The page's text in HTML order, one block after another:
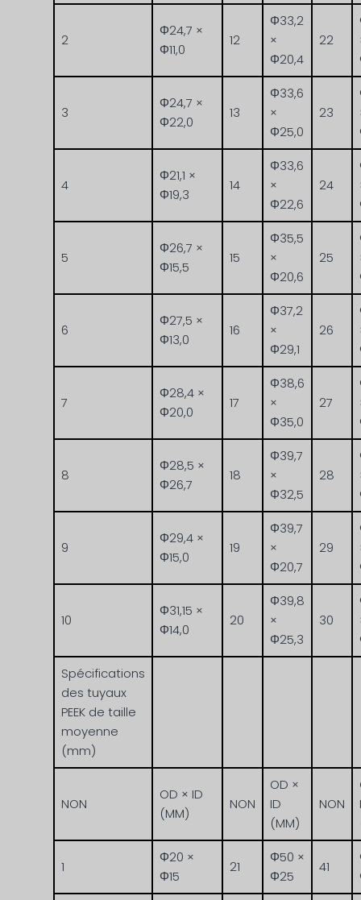
2
Φ24,7 ×
Φ11,0
12
Φ33,2
×
Φ20,4
22
3
Φ24,7 ×
Φ22,0
13
Φ33,6
×
Φ25,0
23
4
Φ21,1 ×
Φ19,3
14
Φ33,6
×
Φ22,6
24
5
Φ26,7 ×
Φ15,5
15
Φ35,5
×
Φ20,6
25
6
Φ27,5 ×
Φ13,0
16
Φ37,2
×
Φ29,1
26
7
Φ28,4 ×
Φ20,0
17
Φ38,6
×
Φ35,0
27
8
Φ28,5 ×
Φ26,7
18
Φ39,7
×
Φ32,5
28
9
Φ29,4 ×
Φ15,0
19
Φ39,7
×
Φ20,7
29
10
Φ31,15 ×
Φ14,0
20
Φ39,8
×
Φ25,3
30
Spécifications
des tuyaux
PEEK de taille
moyenne
(mm)
NON
OD × ID
(MM)
NON
OD ×
ID
(MM)
NON
1
Φ20 ×
Φ15
21
Φ50 ×
Φ25
41